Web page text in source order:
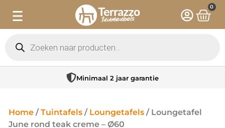
0
Minimaal 2 jaar garantie
Home /Tuintafels / Loungetafels / Loungetafel
June rond teak creme – Ø60